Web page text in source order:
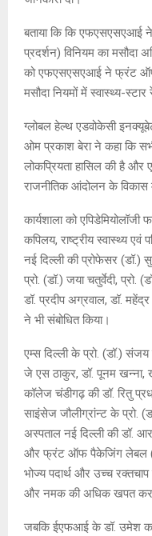
बताया कि कि एफएसएसएआई
प्रदर्शन) विनियम का मसौदा
को एफएसएसएआई ने फ्रंट
मसौदा नियमों में स्वास्थ्य-
ग्लोबल हेल्थ एडवोकेसी
ओम प्रकाश बेरा ने कहा कि
लोकप्रियता हासिल की है
राजनीतिक आंदोलन के विकास
कार्यशाला को
कपिलय, राष्ट्रीय स्वास्थ्य
नई दिल्ली की प्रोफेसर (डॉ.)
प्रो. (डॉ.) जया चतुर्वेदी, प्रो.
डॉ. प्रदीप अग्रवाल, डॉ.
ने भी संबोधित किया।
एम्स दिल्ली के प्रो. (डॉ.)
जे एस ठाकुर, डॉ. पूनम खन्ना,
कॉलेज चंडीगढ़ की डॉ. रितु
साइंसेज जौलीग्रांन्ट के प्रो.
अस्पताल नई दिल्ली की डॉ.
और फ्रंट ऑफ पैकेजिंग लेबल
भोज्य पदार्थ और उच्च रक्तचाप
और नमक की अधिक खपत
जबकि ईएफआई के डॉ. उमेश